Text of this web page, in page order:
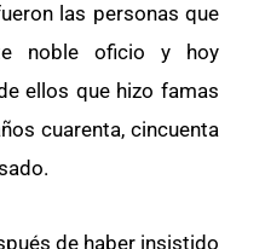
las personas que
noble oficio y hoy
ellos que hizo famas
cuarenta, cincuenta
de haber insistido